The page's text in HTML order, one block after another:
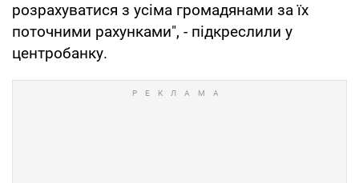
розрахуватися з усіма громадянами за їх
поточними рахунками", - підкреслили у
центробанку.